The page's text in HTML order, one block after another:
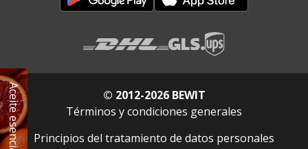
© 2012-2026 BEWIT
Términos y condiciones generales
Principios del tratamiento de datos personales